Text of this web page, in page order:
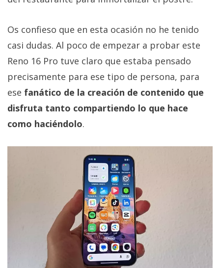
Os confieso que en esta ocasión no he tenido
casi dudas. Al poco de empezar a probar este
Reno 16 Pro tuve claro que estaba pensado
precisamente para ese tipo de persona, para
ese fanático de la creación de contenido que
disfruta tanto compartiendo lo que hace
como haciéndolo.